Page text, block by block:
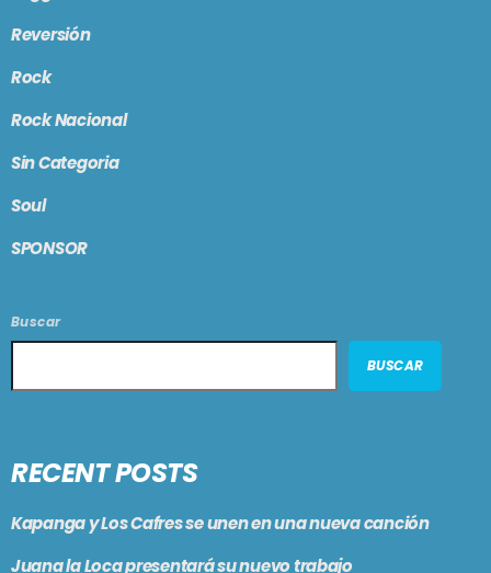
Reversión
Rock
Rock Nacional
Sin Categoria
Soul
SPONSOR
Buscar
BUSCAR
RECENT POSTS
Kapanga y Los Cafres se unen en una nueva canción
Juana la Loca presentará su nuevo trabajo